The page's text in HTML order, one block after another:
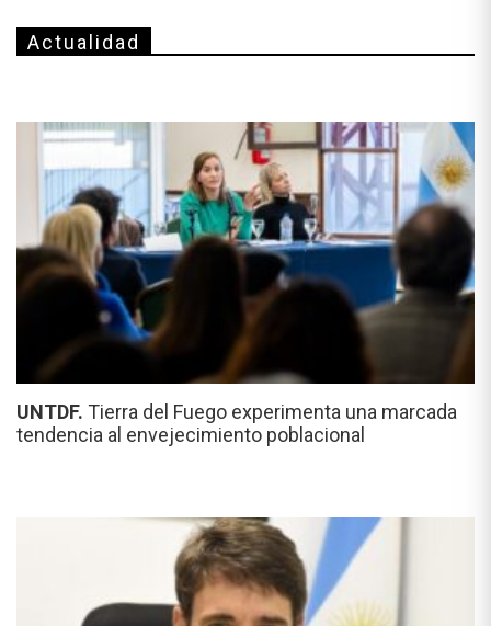
Actualidad
UNTDF. Tierra del Fuego experimenta una marcada
tendencia al envejecimiento poblacional